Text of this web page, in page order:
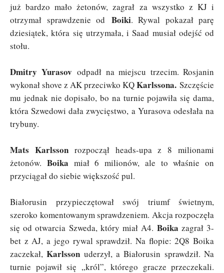
już bardzo mało żetonów, zagrał za wszystko z KJ i
otrzymał sprawdzenie od Boiki. Rywal pokazał parę
dziesiątek, która się utrzymała, i Saad musiał odejść od
stołu.
Dmitry Yurasov odpadł na miejscu trzecim. Rosjanin
wykonał shove z AK przeciwko KQKarlssona. Szczęście
mu jednak nie dopisało, bo na turnie pojawiła się dama,
która Szwedowi dała zwycięstwo, a Yurasova odesłała na
trybuny.
Mats Karlssonrozpoczął heads-upa z 8 milionami
żetonów. Boika miał 6 milionów, ale to właśnie on
przyciągał do siebie większość pul.
Białorusin przypieczętował swój triumf świetnym,
szeroko komentowanym sprawdzeniem. Akcja rozpoczęła
się od otwarcia Szweda, który miał A4. Boika zagrał 3-
bet z AJ, a jego rywal sprawdził. Na flopie: 2Q8 Boika
zaczekał,Karlsson uderzył, a Białorusin sprawdził. Na
turnie pojawił się „król”, którego gracze przeczekali.